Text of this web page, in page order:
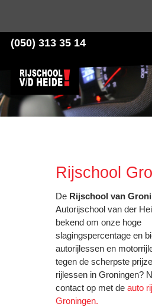
(050) 313 35 14
Rijschool
De Rijschool van
Autorijschool van der
bekend om onze hoge
slagingspercentage en
autorijlessen en
tegen de scherpste
rijlessen in Groningen?
contact op met de auto
Groningen.